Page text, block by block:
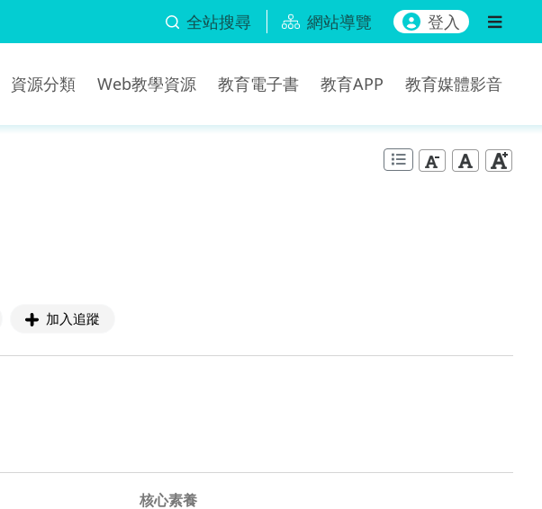
全站搜尋 網站導覽 登入
資源分類 Web教學資源 教育電子書 教育APP 教育媒體影音
加入追蹤
核心素養